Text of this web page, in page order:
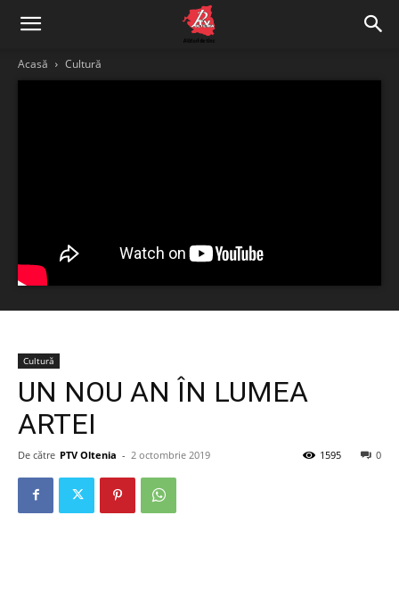
Acasă Cultură
Cultură
UN NOU AN ÎN LUMEA
ARTEI
De către PTV Oltenia - 2 octombrie 2019 0
1595